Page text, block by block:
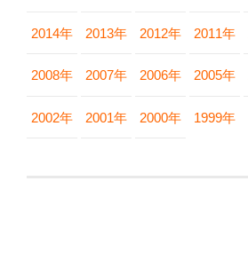
2014年 2013年 2012年 2011年
2008年 2007年 2006年 2005年
2002年 2001年 2000年 1999年